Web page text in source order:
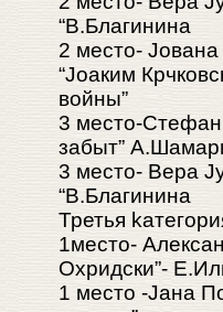
“В.Благинина
2 место-
“Јоаким
войны”
3 место-Стефан
забыт”
3 место- Вера
“В.Благинина
Третья
1место-
Охридски”-
1 место -Јана